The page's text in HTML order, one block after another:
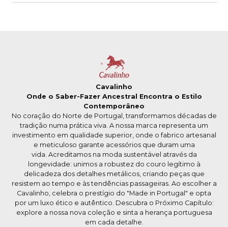
Cavalinho
Onde o Saber-Fazer Ancestral Encontra o Estilo
Contemporâneo
No coração do Norte de Portugal, transformamos décadas de
tradição numa prática viva. A nossa marca representa um
investimento em qualidade superior, onde o fabrico artesanal
e meticuloso garante acessórios que duram uma
vida. Acreditamos na moda sustentável através da
longevidade: unimos a robustez do couro legítimo à
delicadeza dos detalhes metálicos, criando peças que
resistem ao tempo e às tendências passageiras. Ao escolher a
Cavalinho, celebra o prestígio do "Made in Portugal" e opta
por um luxo ético e autêntico. Descubra o Próximo Capítulo:
explore a nossa nova coleção e sinta a herança portuguesa
em cada detalhe.